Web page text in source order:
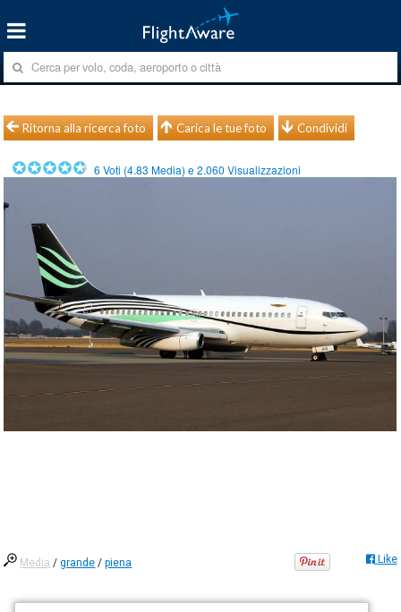
Ritorna alla ricerca foto Carica le tue foto Condividi
6 Voti (4.83 Media) e2.060 Visualizzazioni
Media /grande /piena Like